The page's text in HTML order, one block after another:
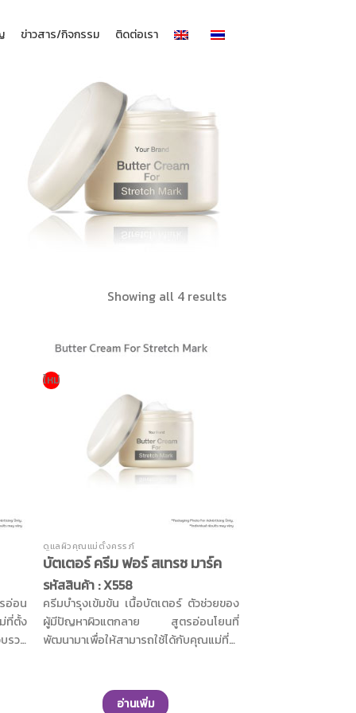
ข่าวสาร/กิจกรรม ติดต่อเรา
Showing all 4 resultsSorted
อ่อน
ที่ตั้ง
รวม
ให้
ใหม่
ดูแลผิวคุณแม่ตั้งครรภ์
บัตเตอร์ ครีม ฟอร์ สเทรช มาร์ค
รหัสสินค้า : X558
ครีมบำรุงเข้มข้น เนื้อบัตเตอร์ ตัวช่วยของ
ผู้มีปัญหาผิวแตกลาย สูตรอ่อนโยนที่
พัฒนามาเพื่อให้สามารถใช้ได้กับคุณแม่ที่
บรูม เลม่อน และโกลเด้นร็อด ช่วยลดความ
อ่านเพิ่ม